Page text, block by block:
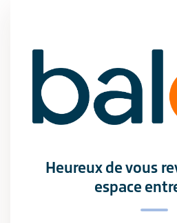
Heureux de vous
espace